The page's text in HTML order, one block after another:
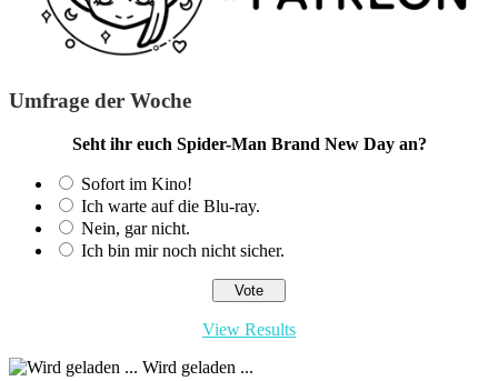
Umfrage der Woche
Seht ihr euch Spider-Man Brand New Day an?
Sofort im Kino!
Ich warte auf die Blu-ray.
Nein, gar nicht.
Ich bin mir noch nicht sicher.
View Results
Wird geladen ...